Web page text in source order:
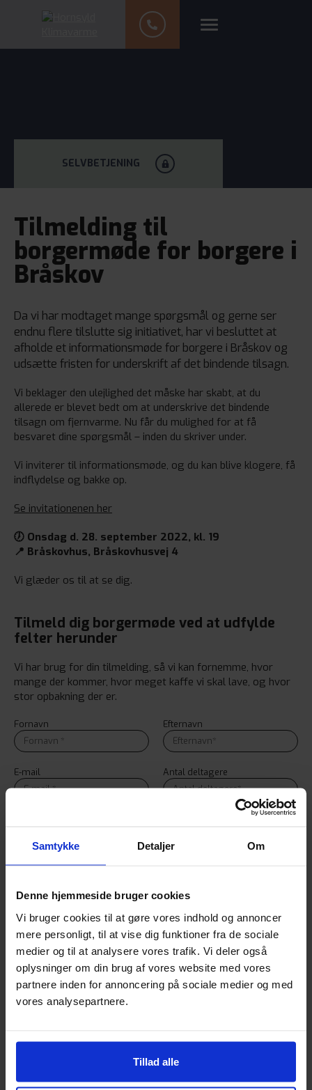
Samtykke Detaljer Om
Denne hjemmeside bruger cookies
Vi bruger cookies til at gøre vores indhold og annoncer
mere personligt, til at vise dig funktioner fra de sociale
medier og til at analysere vores trafik. Vi deler også
oplysninger om din brug af vores website med vores
partnere inden for annoncering på sociale medier og med
vores analysepartnere.
Tillad alle
SELVBETJENING
Tilmelding til
borgermøde for borgere i
Bråskov
Da vi har modtaget mange spørgsmål og gerne ser
endnu flere tilslutte sig initiativet, har vi besluttet at
afholde et informationsmøde for borgere i Bråskov og
udsætte fristen for underskrift af det bindende tilsagn.
Vi beklager den ulejlighed det måske har skabt, at du
allerede er blevet bedt om at underskrive det bindende
tilsagn om fjernvarme. Nu får du mulighed for at få
besvaret dine spørgsmål – inden du skriver under.
Vi inviterer til informationsmøde, og du kan blive klogere, få
indflydelse og bakke op.
Se invitationenen her
🕖 Onsdag d. 28. september 2022, kl. 19
📍 Bråskovhus, Bråskovhusvej 4
Vi glæder os til at se dig.
Tilmeld dig borgermøde ved at udfylde
felter herunder
Vi har brug for din tilmelding, så vi kan fornemme, hvor
mange der kommer, hvor meget kaffe vi skal lave, og hvor
stor opbakning der er.
Fornavn Efternavn
E-mail Antal deltagere
Har du spørgsmål, er du altid velkommen til at